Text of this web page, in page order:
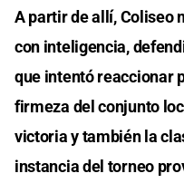
A partir de allí, Coliseo
con inteligencia,
que intentó reaccionar
firmeza del conjunto
victoria y también la
instancia del torneo